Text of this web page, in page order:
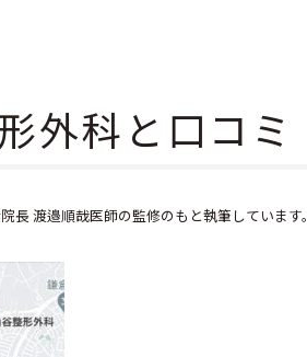
外科と口コミ
渡邉順哉医師の監修のもと執筆しています。